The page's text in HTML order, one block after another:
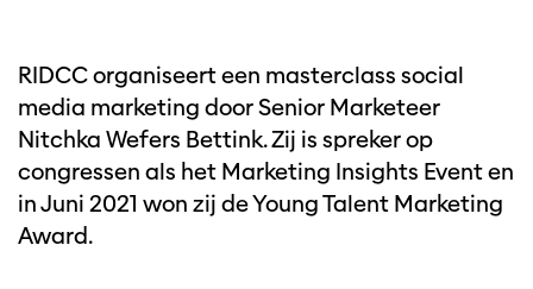
RIDCC organiseert een masterclass social
media marketing door Senior Marketeer
Nitchka Wefers Bettink. Zij is spreker op
congressen als het Marketing Insights Event en
in Juni 2021 won zij de Young Talent Marketing
Award.